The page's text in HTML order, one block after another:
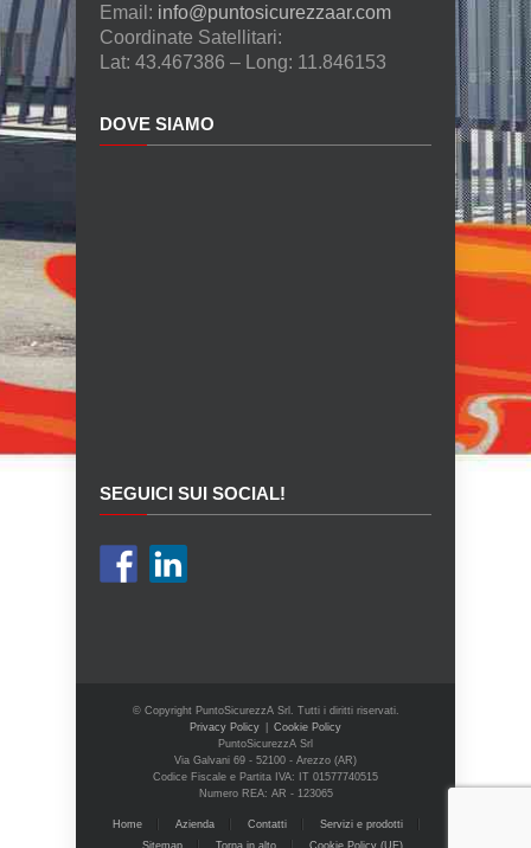
Email: info@puntosicurezzaar.com
Coordinate Satellitari:
Lat: 43.467386 – Long: 11.846153
DOVE SIAMO
SEGUICI SUI SOCIAL!
© Copyright PuntoSicurezzA Srl. Tutti i diritti riservati.
Privacy Policy
Cookie Policy
PuntoSicurezzA Srl
Via Galvani 69 - 52100 - Arezzo (AR)
Codice Fiscale e Partita IVA: IT 01577740515
Numero REA: AR - 123065
Home Azienda Contatti
Servizi e prodotti
Sitemap
Torna in alto Cookie Policy (UE)